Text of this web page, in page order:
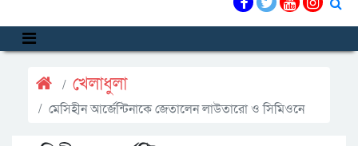
খেলাধুলা
মেসিহীন আর্জেন্টিনাকে জেতালেন লাউতারো ও সিমিওনে